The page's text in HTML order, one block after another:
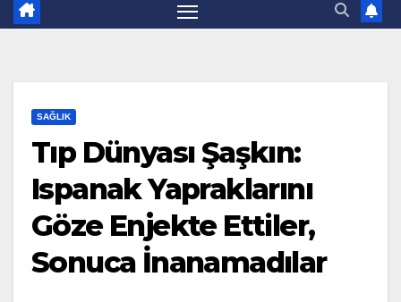
SAĞLIK
Tıp Dünyası Şaşkın:
Ispanak Yapraklarını
Göze Enjekte Ettiler,
Sonuca İnanamadılar